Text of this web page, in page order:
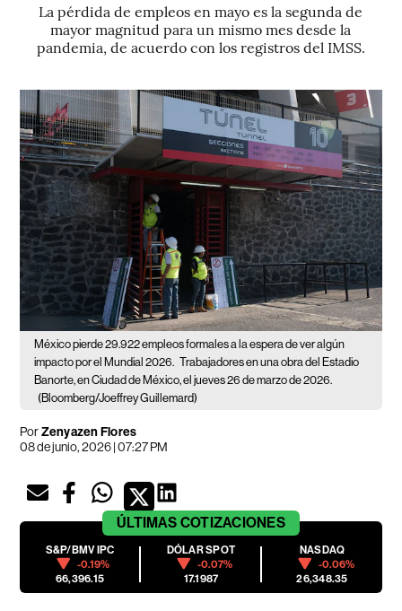
La pérdida de empleos en mayo es la segunda de
mayor magnitud para un mismo mes desde la
pandemia, de acuerdo con los registros del IMSS.
México pierde 29.922 empleos formales a la espera de ver algún
impacto por el Mundial 2026. Trabajadores en una obra del Estadio
Banorte, en Ciudad de México, el jueves 26 de marzo de 2026.
(Bloomberg/Joeffrey Guillemard)
PorZenyazen Flores
08 de junio, 2026 | 07:27 PM
ÚLTIMAS COTIZACIONES
S&P/BMV IPC
-0.19%
66,396.15
DÓLAR SPOT
-0.07%
17.1987
NASDAQ
-0.06%
26,348.35